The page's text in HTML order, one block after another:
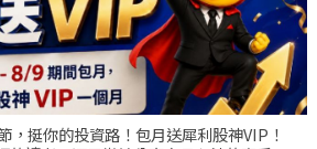
，挺你的投資路！包月送犀利股神VIP！